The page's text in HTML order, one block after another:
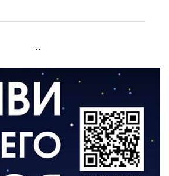
онлайн
«Симфония народов»